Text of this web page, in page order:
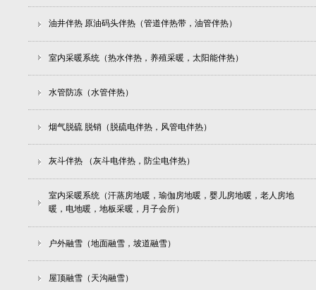
油井伴热 原油码头伴热（管道伴热带，油管伴热）
室内采暖系统（热水伴热，养殖采暖，太阳能伴热）
水管防冻（水管伴热）
烟气脱硫 脱销（脱硫电伴热，风管电伴热）
灰斗伴热 （灰斗电伴热，防尘电伴热）
室内采暖系统（汗蒸房地暖，瑜伽房地暖，婴儿房地暖，老人房地
暖，电地暖，地板采暖，月子会所）
户外融雪（地面融雪，坡道融雪）
屋顶融雪（天沟融雪）